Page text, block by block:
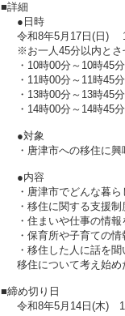
■詳細
●日時
令和8年5月17日(日)
※お一人45分以内と
・10時00分～10時45分
・11時00分～11時45分
・13時00分～13時45分
・14時00分～14時45分
●対象
・唐津市への移住に
●内容
・唐津市でどんな暮
・移住に関する支援
・住まいや仕事の情
・保育所や子育ての
・移住した人に話を
移住について考え始め
■締め切り日
令和8年5月14日(木)